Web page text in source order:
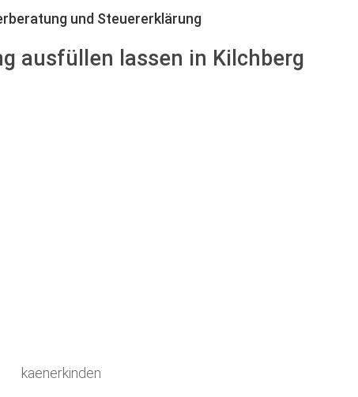
und Steuererklärung
ausfüllen lassen in Kilchberg
kaenerkinden